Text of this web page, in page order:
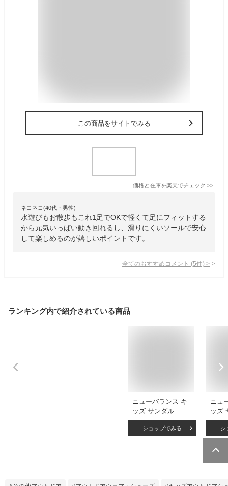
この商品をサイトでみる
価格と在庫を楽天でチェック >>
ネコネコ(40代・男性)
水遊びもお散歩もこれ1足でOKで軽くて足にフィットする
から元気いっぱい動き回れるし、滑りにくいソールで安心
して楽しめるのが嬉しいポイントです。
全てのおすすめコメント (5件) >
ランキング内で紹介されている商品
ニューバランス キ
ッズ サンダル
SYFSPS new
balance 子供靴 水
ショップでみる
ニュ
ッズ
ーザ
遊び
ック
シ